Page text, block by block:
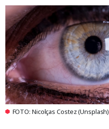
FOTO: Nicolças Costez (Unsplash)